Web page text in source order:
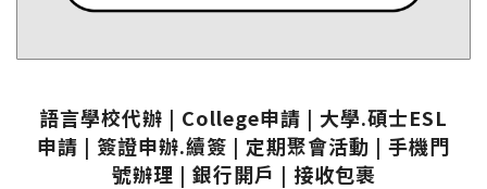
語言學校代辦 | College申請 | 大學.碩士ESL
申請 | 簽證申辦.續簽 | 定期聚會活動 | 手機門
號辦理 | 銀行開戶 | 接收包裹